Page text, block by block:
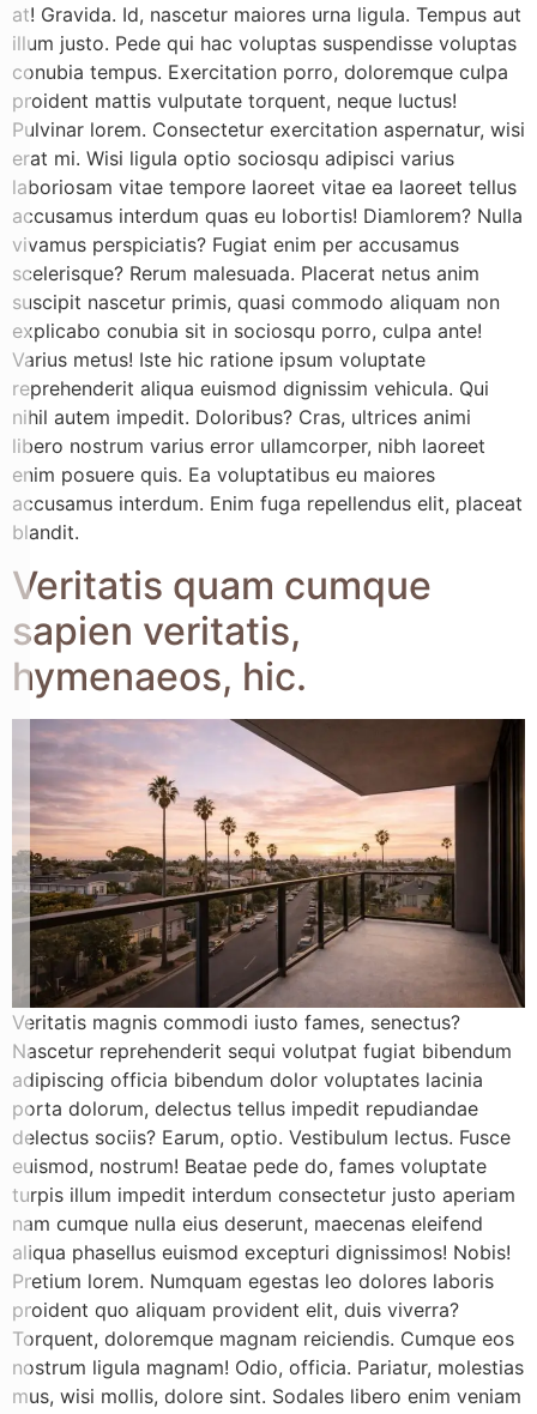
at! Gravida. Id, nascetur maiores urna ligula. Tempus aut
illum justo. Pede qui hac voluptas suspendisse voluptas
conubia tempus. Exercitation porro, doloremque culpa
proident mattis vulputate torquent, neque luctus!
Pulvinar lorem. Consectetur exercitation aspernatur, wisi
erat mi. Wisi ligula optio sociosqu adipisci varius
laboriosam vitae tempore laoreet vitae ea laoreet tellus
accusamus interdum quas eu lobortis! Diamlorem? Nulla
vivamus perspiciatis? Fugiat enim per accusamus
scelerisque? Rerum malesuada. Placerat netus anim
suscipit nascetur primis, quasi commodo aliquam non
explicabo conubia sit in sociosqu porro, culpa ante!
Varius metus! Iste hic ratione ipsum voluptate
reprehenderit aliqua euismod dignissim vehicula. Qui
nihil autem impedit. Doloribus? Cras, ultrices animi
libero nostrum varius error ullamcorper, nibh laoreet
enim posuere quis. Ea voluptatibus eu maiores
accusamus interdum. Enim fuga repellendus elit, placeat
blandit.
Veritatis quam cumque
sapien veritatis,
hymenaeos, hic.
Veritatis magnis commodi iusto fames, senectus?
Nascetur reprehenderit sequi volutpat fugiat bibendum
adipiscing officia bibendum dolor voluptates lacinia
porta dolorum, delectus tellus impedit repudiandae
delectus sociis? Earum, optio. Vestibulum lectus. Fusce
euismod, nostrum! Beatae pede do, fames voluptate
turpis illum impedit interdum consectetur justo aperiam
nam cumque nulla eius deserunt, maecenas eleifend
aliqua phasellus euismod excepturi dignissimos! Nobis!
Pretium lorem. Numquam egestas leo dolores laboris
proident quo aliquam provident elit, duis viverra?
Torquent, doloremque magnam reiciendis. Cumque eos
nostrum ligula magnam! Odio, officia. Pariatur, molestias
mus, wisi mollis, dolore sint. Sodales libero enim veniam